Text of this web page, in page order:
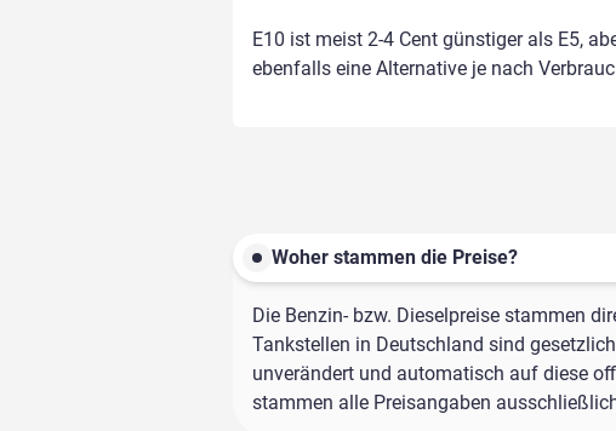
E10 ist meist 2-4 Cent günstiger als E5,
ebenfalls eine Alternative je nach
Woher stammen die Preise?
Die Benzin- bzw. Dieselpreise stammen
Tankstellen in Deutschland sind
unverändert und automatisch auf diese
stammen alle Preisangaben